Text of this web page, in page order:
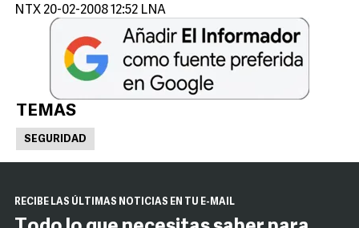
NTX 20-02-2008 12:52 LNA
TEMAS
SEGURIDAD
RECIBE LAS ÚLTIMAS NOTICIAS EN TU E-MAIL